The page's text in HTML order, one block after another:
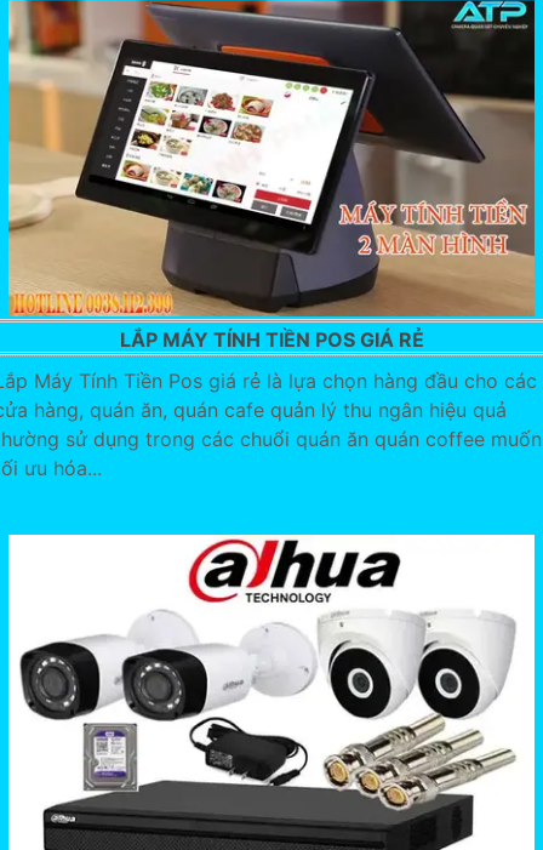
LẮP MÁY TÍNH TIỀN POS GIÁ RẺ
Máy Tính Tiền Pos giá rẻ là lựa chọn hàng đầu cho các
hàng, quán ăn, quán cafe quản lý thu ngân hiệu quả
sử dụng trong các chuổi quán ăn quán coffee muốn
ưu hóa...